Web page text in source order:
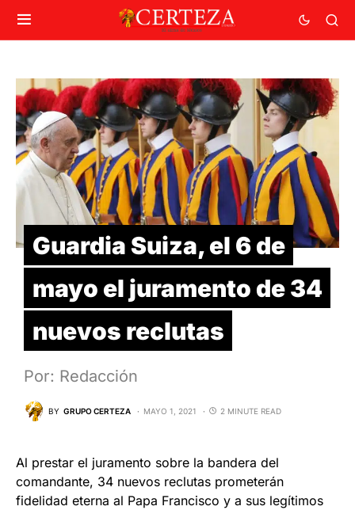
Guardia Suiza, el 6 de
mayo el juramento de 34
nuevos reclutas
Por: Redacción
BY GRUPO CERTEZA MAYO 1, 2021 2 MINUTE READ
Al prestar el juramento sobre la bandera del
comandante, 34 nuevos reclutas prometerán
fidelidad eterna al Papa Francisco y a sus legítimos